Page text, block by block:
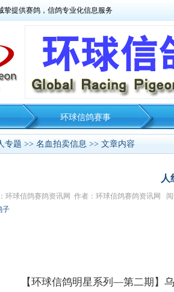
提供赛鸽，信鸽专业化信息服务
环球信鸽赛事
专题 >> 名血拍卖信息 >> 文章内容
人
环球信鸽赛鸽资讯网 作者：环球信鸽赛鸽资讯网 阅
子
【环球信鸽明星系列—第二期】